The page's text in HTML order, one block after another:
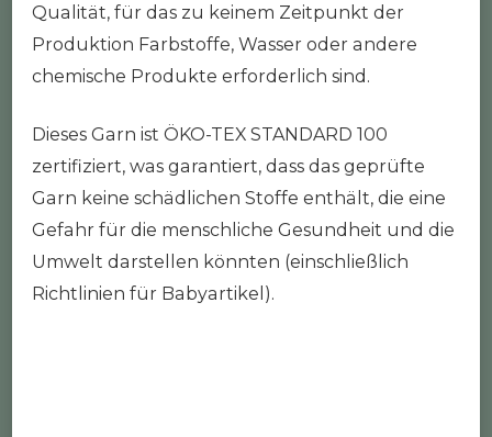
Qualität, für das zu keinem Zeitpunkt der
Produktion Farbstoffe, Wasser oder andere
chemische Produkte erforderlich sind.
Dieses Garn ist ÖKO-TEX STANDARD 100
zertifiziert, was garantiert, dass das geprüfte
Garn keine schädlichen Stoffe enthält, die eine
Gefahr für die menschliche Gesundheit und die
Umwelt darstellen könnten (einschließlich
Richtlinien für Babyartikel).